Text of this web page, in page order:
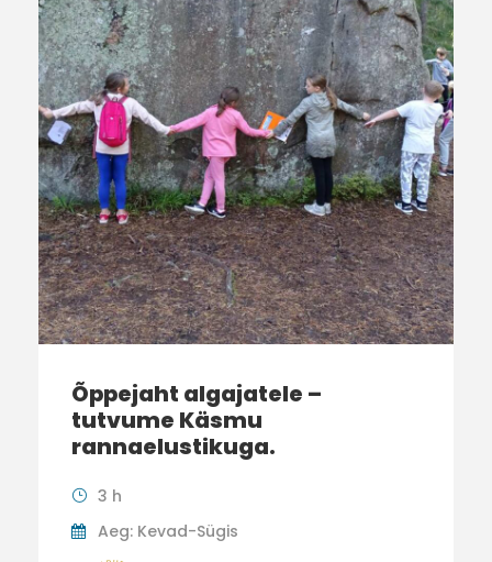
Õppejaht algajatele –
tutvume Käsmu
rannaelustikuga.
3 h
Aeg: Kevad-Sügis